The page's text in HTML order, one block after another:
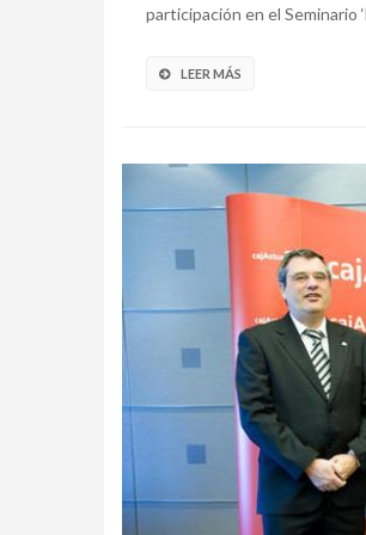
participación en el Seminario
LEER MÁS